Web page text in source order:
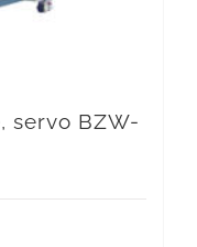
servo BZW-